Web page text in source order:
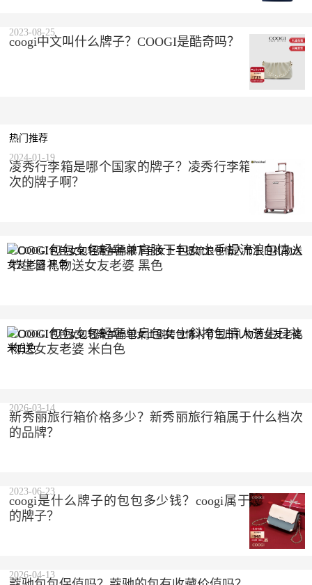
coogi中文叫什么牌子？COOGI是酷奇吗？
2023-08-25
热门推荐
凌秀行李箱是哪个国家的牌子？凌秀行李箱是什么档
次的牌子啊？
2024-01-19
COOGI包包女包轻奢单肩腋下包女士手提流浪包情人
节生日礼物送女友老婆 黑色
COOGI包包女包轻奢单肩包女士斜挎包情人节生日礼
物送女友老婆 米白色
新秀丽旅行箱价格多少？新秀丽旅行箱属于什么档次
的品牌？
2026-03-14
coogi是什么牌子的包包多少钱？coogi属于什么档次
的牌子？
2023-06-23
2026-04-13